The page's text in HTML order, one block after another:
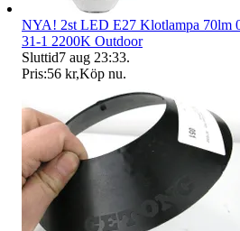
NYA! 2st LED E27 Klotlampa 70lm
31-1 2200K Outdoor
Sluttid7 aug 23:33.
Pris:56 kr,Köp nu.